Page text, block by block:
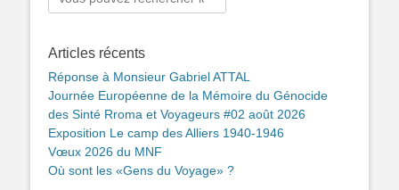
Articles récents
Réponse à Monsieur Gabriel ATTAL
Journée Européenne de la Mémoire du Génocide
des Sinté Rroma et Voyageurs #02 août 2026
Exposition Le camp des Alliers 1940-1946
Vœux 2026 du MNF
Où sont les «Gens du Voyage» ?